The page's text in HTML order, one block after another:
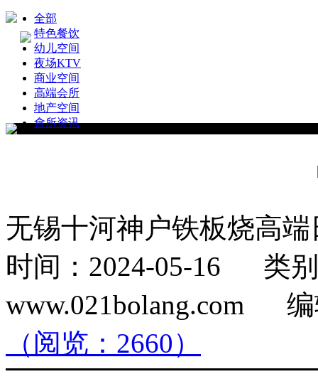
全部
特色餐饮
幼儿空间
夜场KTV
商业空间
高端会所
地产空间
會所资讯
无锡十河神户铁板烧高
时间：2024-05-16 类
www.021bolang.com
（阅览：2660）